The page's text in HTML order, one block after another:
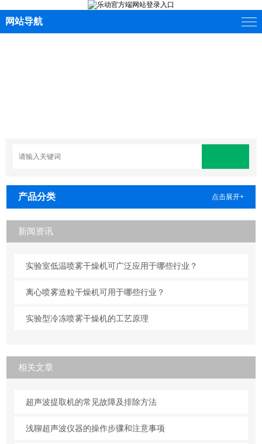
网站导航
产品分类 点击展开+
新闻资讯
实验室低温喷雾干燥机可广泛应用于哪些行业？
离心喷雾造粒干燥机可用于哪些行业？
实验型冷冻喷雾干燥机的工艺原理
相关文章
超声波提取机的常见故障及排除方法
浅聊超声波仪器的操作步骤和注意事项